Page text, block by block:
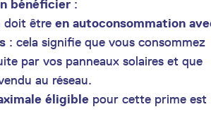
bénéficier :
doit être en autoconsommation
: cela signifie que vous consommez
par vos panneaux solaires et que
au réseau.
éligible pour cette prime est